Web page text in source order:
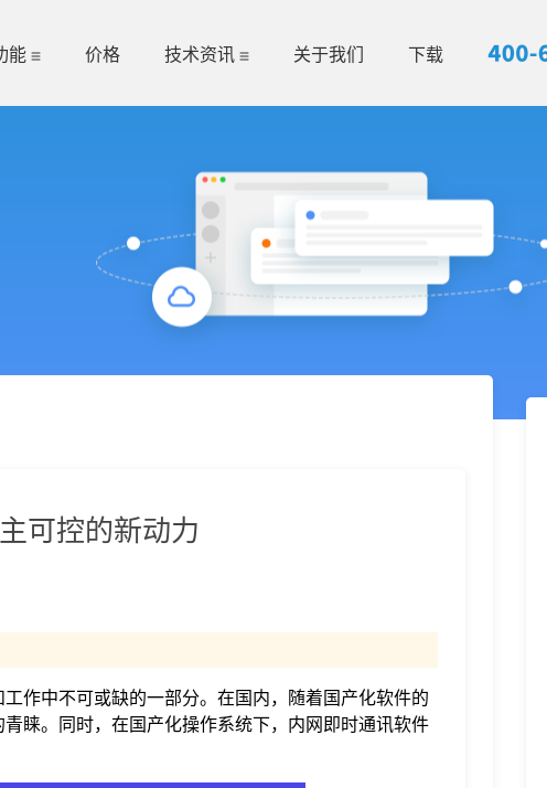
能 价格 技术资讯 关于我们 下载
可控的新动力
作中不可或缺的一部分。在国内，随着国产化软件的
睐。同时，在国产化操作系统下，内网即时通讯软件